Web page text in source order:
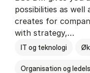
possibilities as well
creates for
with strategy,…
IT og teknologi
Organisation og